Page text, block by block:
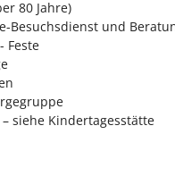
80 Jahre)
Besuchsdienst und
Feste
siehe Kindertagesstätte